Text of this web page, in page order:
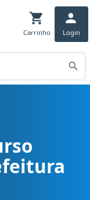
Carrinho Login
Municipal cargo